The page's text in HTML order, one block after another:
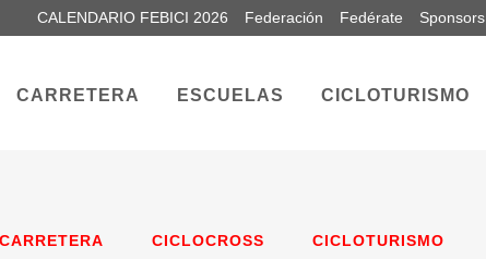
CALENDARIO FEBICI 2026 Federación Fedérate Sponsors
CARRETERA ESCUELAS CICLOTURISMO
CARRETERA CICLOCROSS
CICLOTURISMO